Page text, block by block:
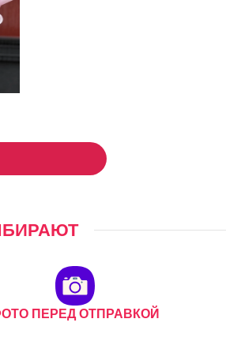
ПЕРЕД ОТПРАВКОЙ